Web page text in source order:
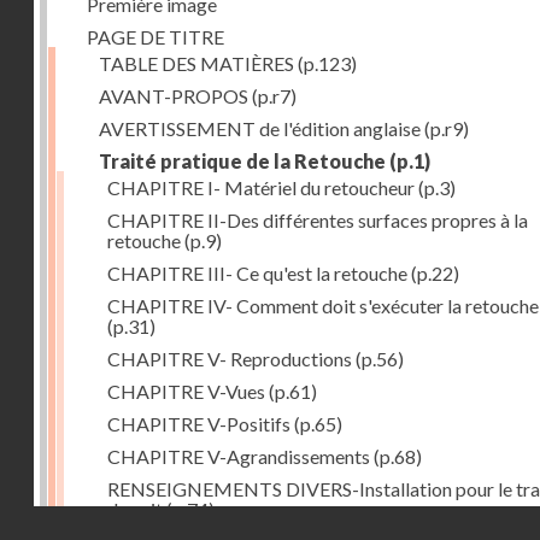
PAGE DE TITRE
TABLE DES MATIÈRES (p.123)
AVANT-PROPOS (p.r7)
AVERTISSEMENT de l'édition anglaise(p.r9)
Traité pratique de la Retouche (p.1)
CHAPITRE I- Matériel du retoucheur(p.3)
CHAPITRE II-Des différentes surfaces propres à la
retouche(p.9)
CHAPITRE III- Ce qu'est la retouche(p.22)
CHAPITRE IV- Comment doit s'exécuter la retouche
(p.31)
CHAPITRE V- Reproductions (p.56)
CHAPITRE V-Vues (p.61)
CHAPITRE V-Positifs (p.65)
CHAPITRE V-Agrandissements (p.68)
RENSEIGNEMENTS DIVERS-Installation pour le
de nuit(p.74)